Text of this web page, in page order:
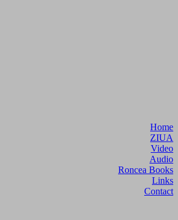
Home
ZIUA
Video
Audio
Roncea Books
Links
Contact